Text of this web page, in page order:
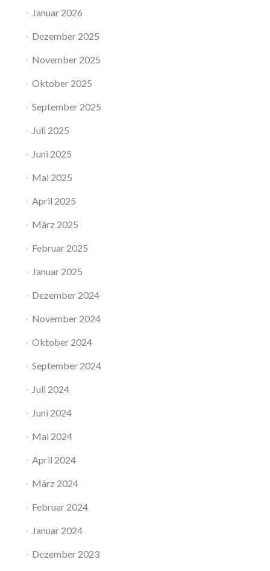
Januar 2026
Dezember 2025
November 2025
Oktober 2025
September 2025
Juli 2025
Juni 2025
Mai 2025
April 2025
März 2025
Februar 2025
Januar 2025
Dezember 2024
November 2024
Oktober 2024
September 2024
Juli 2024
Juni 2024
Mai 2024
April 2024
März 2024
Februar 2024
Januar 2024
Dezember 2023